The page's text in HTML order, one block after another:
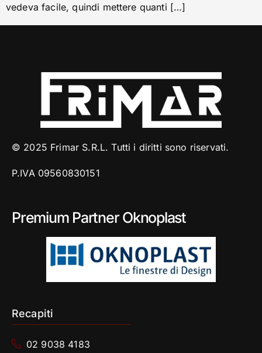
vedeva facile, quindi mettere quanti […]
© 2025 Frimar S.R.L. Tutti i diritti sono riservati.
P.IVA 09560830151
Premium Partner Oknoplast
Recapiti
02 9038 4183